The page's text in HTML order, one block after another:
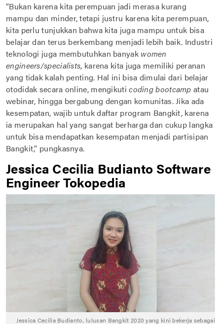
“Bukan karena kita perempuan jadi merasa kurang
mampu dan minder, tetapi justru karena kita perempuan,
kita perlu tunjukkan bahwa kita juga mampu untuk bisa
belajar dan terus berkembang menjadi lebih baik. Industri
teknologi juga membutuhkan banyak women
engineers/specialists, karena kita juga memiliki peranan
yang tidak kalah penting. Hal ini bisa dimulai dari belajar
otodidak secara online, mengikuticoding bootcamp atau
webinar, hingga bergabung dengan komunitas. Jika ada
kesempatan, wajib untuk daftar program Bangkit, karena
ia merupakan hal yang sangat berharga dan cukup langka
untuk bisa mendapatkan kesempatan menjadi partisipan
Bangkit,” pungkasnya.
Jessica Cecilia Budianto Software
Engineer Tokopedia
Jessica Cecilia Budianto, lulusan Bangkit 2020 yang kini bekerja sebagai